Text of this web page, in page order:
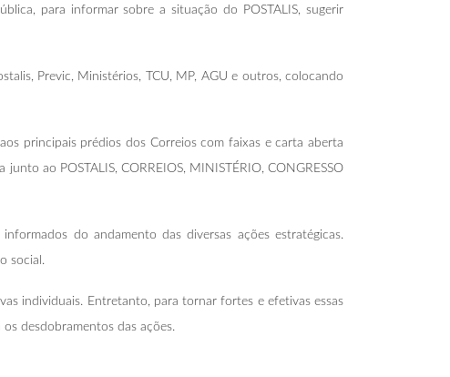
para informar sobre a situação do POSTALIS, sugerir
Previc, Ministérios, TCU, MP, AGU e outros, colocando
principais prédios dos Correios com faixas e carta aberta
ao POSTALIS, CORREIOS, MINISTÉRIO, CONGRESSO
do andamento das diversas ações estratégicas.
social.
individuais. Entretanto, para tornar fortes e efetivas essas
desdobramentos das ações.